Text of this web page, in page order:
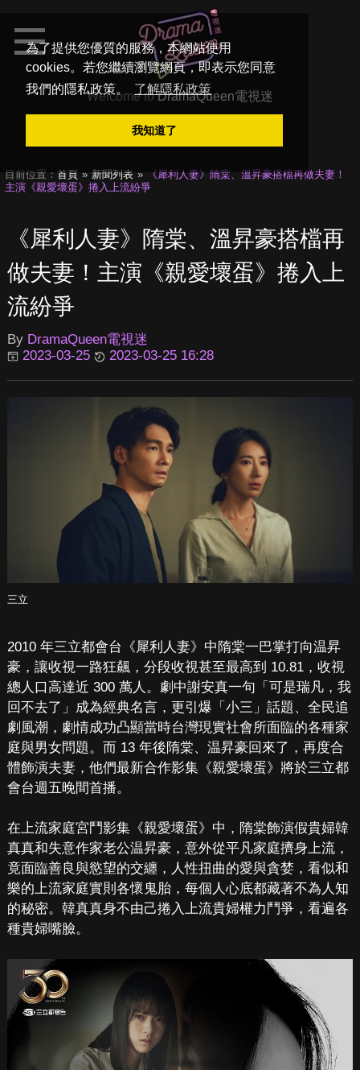
為了提供您優質的服務，本網站使用
cookies。若您繼續瀏覽網頁，即表示您同意
我們的隱私政策。
了解隱私政策
我知道了
Welcome toDramaQueen電視迷
目前位置： 首頁 新聞列表
《犀利人妻》隋棠、溫昇豪搭檔再做夫妻！
主演《親愛壞蛋》捲入上流紛爭
《犀利人妻》隋棠、溫昇豪搭檔再
做夫妻！主演《親愛壞蛋》捲入上
流紛爭
By DramaQueen電視迷
2023-03-25
2023-03-25 16:28
三立
2010 年三立都會台《犀利人妻》中隋棠一巴掌打向温昇
豪，讓收視一路狂飆，分段收視甚至最高到 10.81，收視
總人口高達近 300 萬人。劇中謝安真一句「可是瑞凡，我
回不去了」成為經典名言，更引爆「小三」話題、全民追
劇風潮，劇情成功凸顯當時台灣現實社會所面臨的各種家
庭與男女問題。而 13 年後隋棠、温昇豪回來了，再度合
體飾演夫妻，他們最新合作影集《親愛壞蛋》將於三立都
會台週五晚間首播。
在上流家庭宮鬥影集《親愛壞蛋》中，隋棠飾演假貴婦韓
真真和失意作家老公温昇豪，意外從平凡家庭擠身上流，
竟面臨善良與慾望的交纏，人性扭曲的愛與貪婪，看似和
樂的上流家庭實則各懷鬼胎，每個人心底都藏著不為人知
的秘密。韓真真身不由己捲入上流貴婦權力鬥爭，看遍各
種貴婦嘴臉。